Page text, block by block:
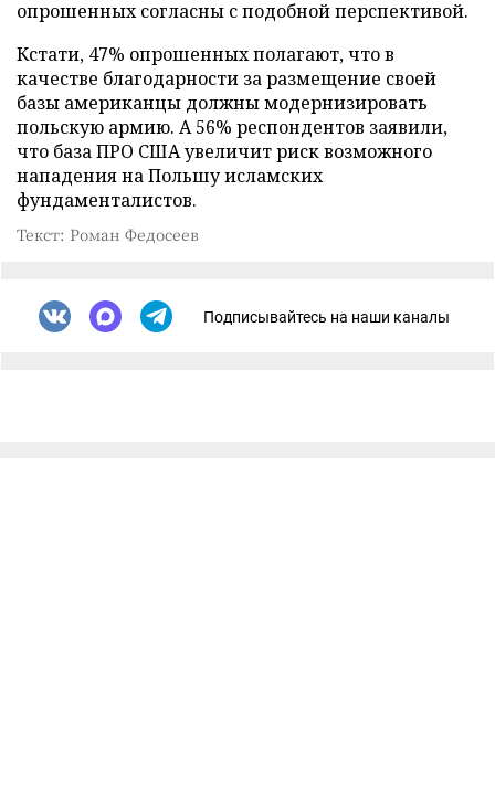
опрошенных согласны с подобной перспективой.
Кстати, 47% опрошенных полагают, что в
качестве благодарности за размещение своей
базы американцы должны модернизировать
польскую армию. А 56% респондентов заявили,
что база ПРО США увеличит риск возможного
нападения на Польшу исламских
фундаменталистов.
Текст: Роман Федосеев
Подписывайтесь на наши каналы